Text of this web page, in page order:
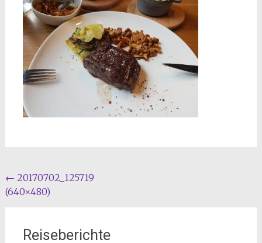
Beitragsnavigation
← 20170702_125719
(640×480)
Reiseberichte